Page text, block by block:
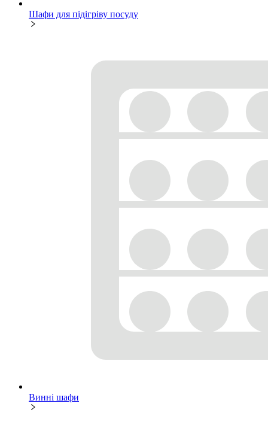
Шафи для підігріву посуду
Винні шафи